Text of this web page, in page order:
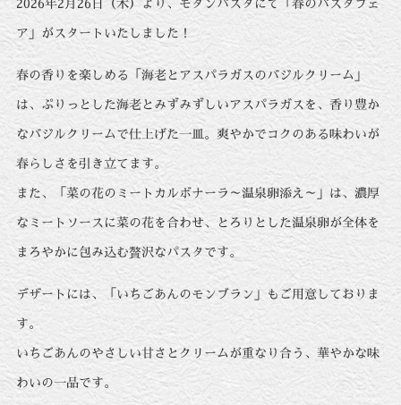
2026年2月26日（木）より、モダンパスタにて「春のパスタフェ
ア」がスタートいたしました！
春の香りを楽しめる「海老とアスパラガスのバジルクリーム」
は、ぷりっとした海老とみずみずしいアスパラガスを、香り豊か
なバジルクリームで仕上げた一皿。爽やかでコクのある味わいが
春らしさを引き立てます。
また、「菜の花のミートカルボナーラ～温泉卵添え～」は、濃厚
なミートソースに菜の花を合わせ、とろりとした温泉卵が全体を
まろやかに包み込む贅沢なパスタです。
デザートには、「いちごあんのモンブラン」もご用意しておりま
す。
いちごあんのやさしい甘さとクリームが重なり合う、華やかな味
わいの一品です。